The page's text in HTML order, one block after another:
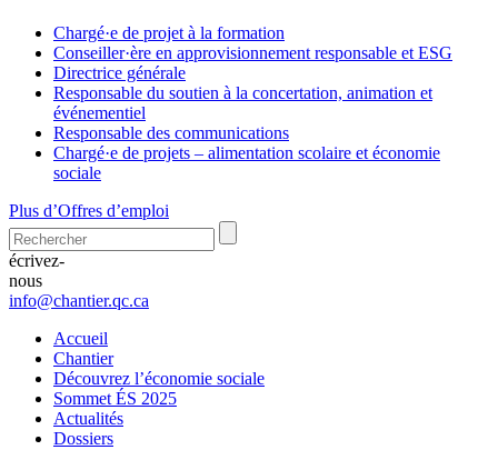
Chargé·e de projet à la formation
Conseiller·ère en approvisionnement responsable et ESG
Directrice générale
Responsable du soutien à la concertation, animation et
événementiel
Responsable des communications
Chargé·e de projets – alimentation scolaire et économie
sociale
Plus d’Offres d’emploi
écrivez-
nous
info@chantier.qc.ca
Accueil
Chantier
Découvrez l’économie sociale
Sommet ÉS 2025
Actualités
Dossiers